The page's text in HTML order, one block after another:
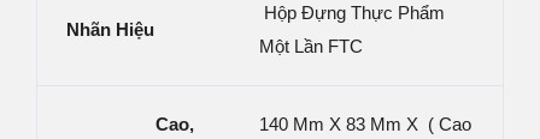
Nhãn Hiệu
Hộp Đựng Thực Phẩm
Một Lần FTC
Cao,
140 Mm X 83 Mm X ( Cao